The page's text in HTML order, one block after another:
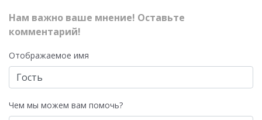
Нам важно ваше мнение! Оставьте
комментарий!
Отображаемое имя
Чем мы можем вам помочь?